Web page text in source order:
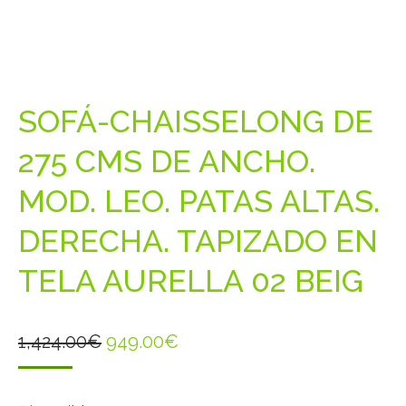
SOFÁ-CHAISSELONG DE
275 CMS DE ANCHO.
MOD. LEO. PATAS ALTAS.
DERECHA. TAPIZADO EN
TELA AURELLA 02 BEIG
1,424.00€ El
949.00€